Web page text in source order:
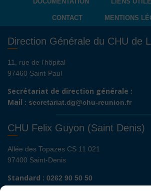
CONTACT MENTIONS
Direction Générale du CHU de
11, rue de l’hôpital
97460 Saint-Paul
Secrétariat de direction générale :
Mail : secretariat.dg@chu-reunion.fr
CHU Felix Guyon (Saint Denis)
Allée des Topazes CS 11 021
97400 Saint-Denis
Standard : 0262 90 50 50
Renseignements admissions :